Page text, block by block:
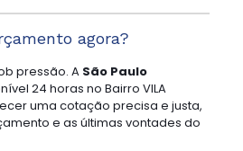
agora?
pressão. A São Paulo
24 horas no Bairro VILA
uma cotação precisa e justa,
e as últimas vontades do